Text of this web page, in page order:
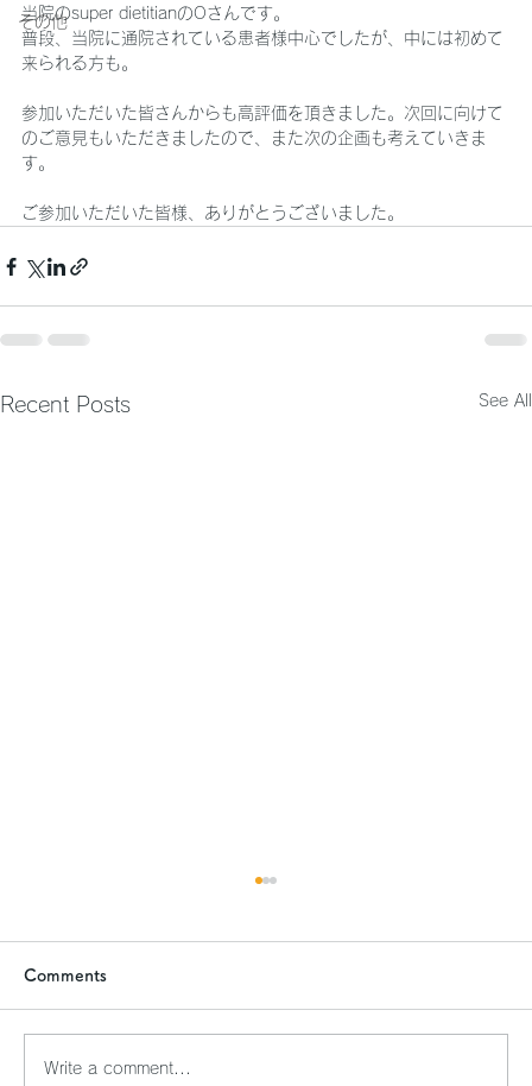
その他
当院のsuper dietitianのOさんです。
普段、当院に通院されている患者様中心でしたが、中には初めて
来られる方も。
参加いただいた皆さんからも高評価を頂きました。次回に向けて
のご意見もいただきましたので、また次の企画も考えていきま
す。
ご参加いただいた皆様、ありがとうございました。
Recent Posts See All
ふれあいサロン勉強会
Comments
Write a comment...